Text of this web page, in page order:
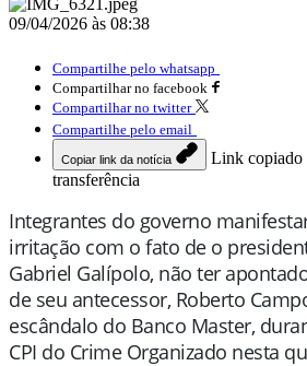
09/04/2026 às 08:38
Compartilhe pelo whatsapp
Compartilhar no facebook
Compartilhar no twitter
Compartilhe pelo email
Copiar link da notícia
Link copiado
transferência
Integrantes do governo
irritação com o fato de o
Gabriel Galípolo, não ter
de seu antecessor, Roberto
escândalo do Banco Master,
CPI do Crime Organizado nesta